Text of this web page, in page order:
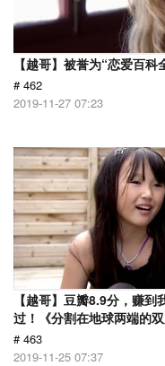
【越哥】被誉为“恋爱百
# 462
2019-11-27 07:23
【越哥】豆瓣8.9分，赚
过！《分割在地球两端的双
# 463
2019-11-25 07:37